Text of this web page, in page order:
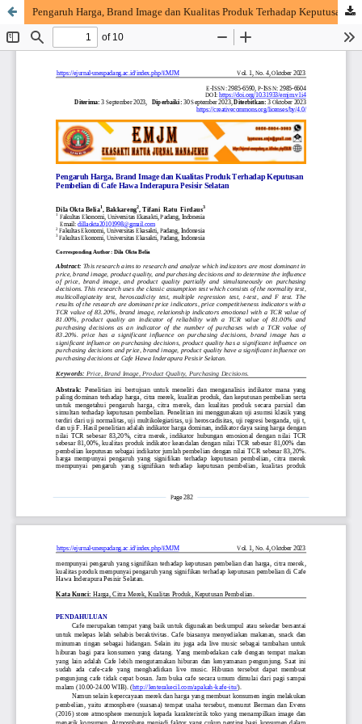
Pengaruh Harga, Brand Image dan Kualitas Produk Terhadap Keputusan Pembelian di Cafe Hawa Inderapura Pesisir Selatan